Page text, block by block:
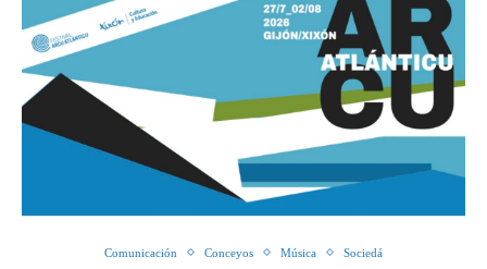
Comunicación Conceyos Música Sociedá